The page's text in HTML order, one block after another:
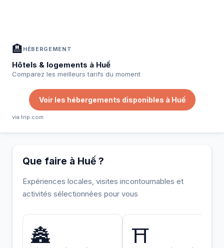
🏨 HÉBERGEMENT
Hôtels & logements à Huế
Comparez les meilleurs tarifs du moment
Voir les hébergements disponibles à Huế
via trip.com
Que faire à Huế ?
Expériences locales, visites incontournables et
activités sélectionnées pour vous
🏯 ⛩️